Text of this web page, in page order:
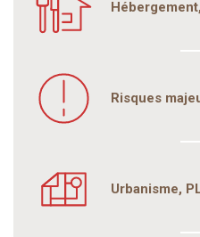
Risques
Urbanisme,